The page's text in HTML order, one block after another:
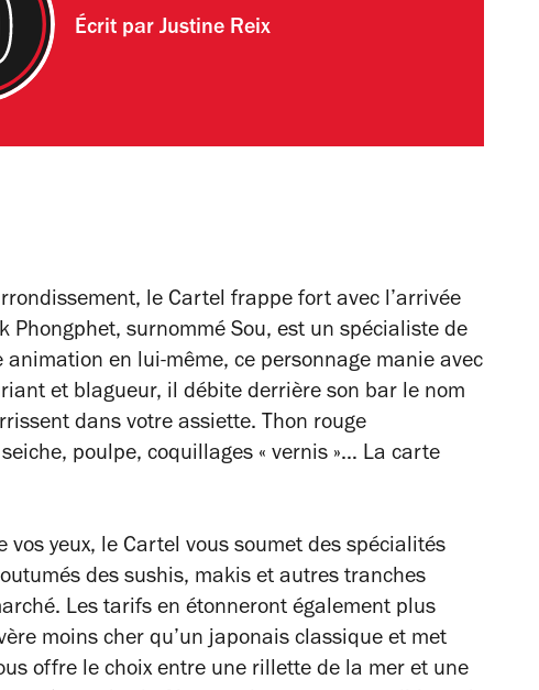
Écrit parJustine Reix
le Cartel frappe fort avec l’arrivée
Phongphet, surnommé Sou, est un spécialiste de
en lui-même, ce personnage manie avec
et blagueur, il débite derrière son bar le nom
dans votre assiette. Thon rouge
poulpe, coquillages « vernis »… La carte
yeux, le Cartel vous soumet des spécialités
des sushis, makis et autres tranches
Les tarifs en étonneront également plus
moins cher qu’un japonais classique et met
offre le choix entre une rillette de la mer et une